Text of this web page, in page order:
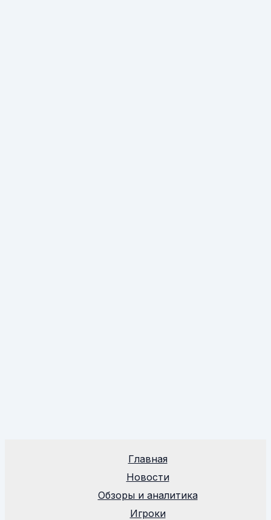
Главная
Новости
Обзоры и аналитика
Игроки